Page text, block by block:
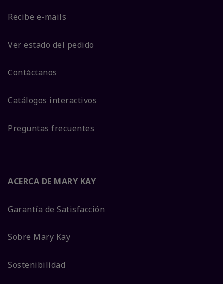
Recibe e-mails
Ver estado del pedido
Contáctanos
Catálogos interactivos
Preguntas frecuentes
ACERCA DE MARY KAY
Garantía de Satisfacción
Sobre Mary Kay
Sostenibilidad